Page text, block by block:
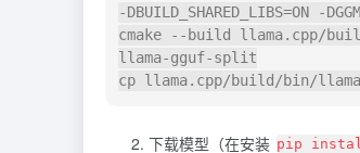
-DBUILD_SHARED_LIBS=ON -
cmake --build llama.cpp/
llama-gguf-split
下载模型（在安装 pip